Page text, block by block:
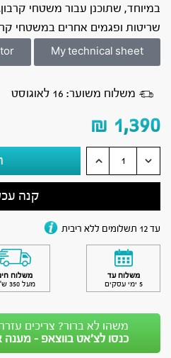
במיוחד, שתוכנן עבור משטחי
שריטות ופגמים אחרים במשטחי קרבון. 1
My technical sheet
משלוח משוער: 16 לאוגוסט
₪ 1,390
קנה
עד 12 תשלומים ללא ריבית
משלוח עד
5 ימי עסקים
משלוח
מעל 350 ש״ח*
משהו לא ברור? צריכים
כנסו לצ’אט בווצאפ - מענה